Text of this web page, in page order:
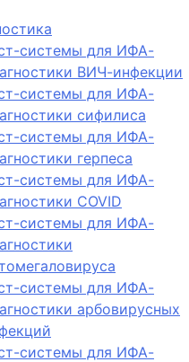
системы для ИФА-
ВИЧ-инфекции
системы для ИФА-
сифилиса
системы для ИФА-
герпеса
системы для ИФА-
COVID
системы для ИФА-
системы для ИФА-
арбовирусных
системы для ИФА-